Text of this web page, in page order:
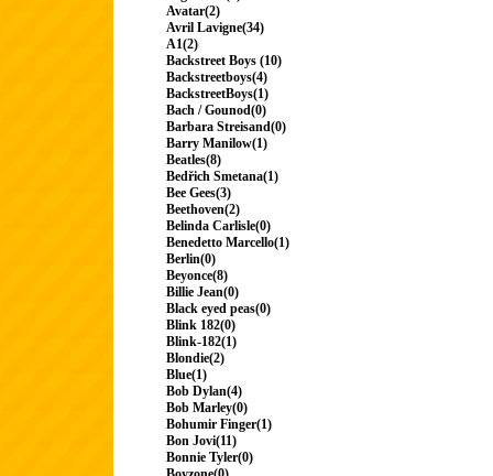
Avatar(2)
Avril Lavigne(34)
A1(2)
Backstreet Boys (10)
Backstreetboys(4)
BackstreetBoys(1)
Bach / Gounod(0)
Barbara Streisand(0)
Barry Manilow(1)
Beatles(8)
Bedřich Smetana(1)
Bee Gees(3)
Beethoven(2)
Belinda Carlisle(0)
Benedetto Marcello(1)
Berlin(0)
Beyonce(8)
Billie Jean(0)
Black eyed peas(0)
Blink 182(0)
Blink-182(1)
Blondie(2)
Blue(1)
Bob Dylan(4)
Bob Marley(0)
Bohumir Finger(1)
Bon Jovi(11)
Bonnie Tyler(0)